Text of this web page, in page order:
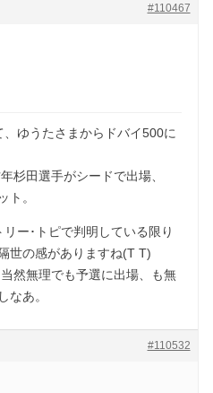
#110467
、ゆうたさまからドバイ500に
杉田選手がシードで出場、
ト。
ー･トピで判明している限り
世の感がありますね(T T)
然無理でも予選に出場、も無
なあ。
#110532